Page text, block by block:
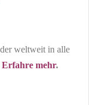
weltweit in alle
Erfahre mehr.